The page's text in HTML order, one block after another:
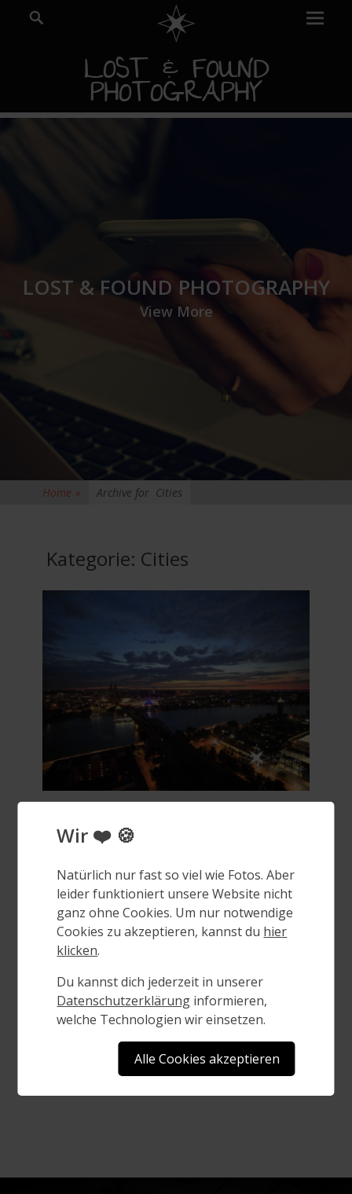
LOST & FOUND
PHOTOGRAPHY
Menu
LOST & FOUND PHOTOGRAPHY
View More
Home » Archive for Cities
Kategorie: Cities
Posted
17. August 2017
Köln (kölsch Kölle) ist mit mehr als einer
Million Einwohnern die bevölkerungsreichste
Stadt des Landes Nordrhein-Westfalen sowie
nach Berlin, Hamburg und München die
viertgrößte Stadt Deutschlands. Die
Regierungsbezirk Köln und ist das Zentrum
des Ballungsraumes Köln/BonnRead More …
Köln,Städte